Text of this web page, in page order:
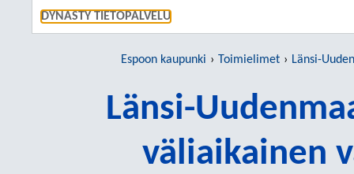
DYNASTY TIETOPALVELU
Espoon kaupunki Toimielimet Länsi-Uudenmaan
Länsi-
väliaikainen